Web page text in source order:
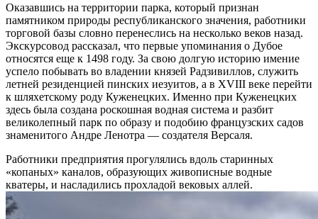
Оказавшись на территории парка, который признан
памятником природы республиканского значения, работники
торговой базы словно перенеслись на несколько веков назад.
Экскурсовод рассказал, что первые упоминания о Дубое
относятся еще к 1498 году. За свою долгую историю имение
успело побывать во владении князей Радзивиллов, служить
летней резиденцией пинских иезуитов, а в XVIII веке перейти
к шляхетскому роду Куженецких. Именно при Куженецких
здесь была создана роскошная водная система и разбит
великолепный парк по образу и подобию французских садов
знаменитого Андре Ленотра — создателя Версаля.
Работники предприятия прогулялись вдоль старинных
«копаных» каналов, образующих живописные водные
кватеры, и насладились прохладой вековых аллей.